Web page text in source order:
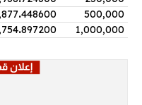
500,000
.448600
1,000,000
.897200